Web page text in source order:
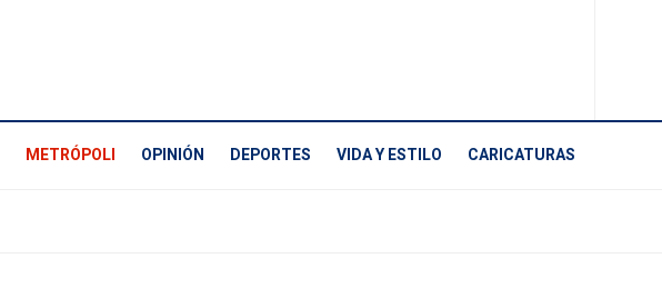
METRÓPOLI OPINIÓN DEPORTES VIDA Y ESTILO CARICATURAS